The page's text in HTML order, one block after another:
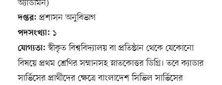
অ্যাডমিন)
দপ্তর: প্রশাসন অনুবিভাগ
পদসংখ্যা: ১
যোগ্যতা: স্বীকৃত বিশ্ববিদ্যালয় বা প্রতিষ্ঠান থেকে যেকোনো
বিষয়ে প্রথম শ্রেণির সম্মানসহ স্নাতকোত্তর ডিগ্রি। তবে ক্যাডার
সার্ভিসের প্রার্থীদের ক্ষেত্রে বাংলাদেশ সিভিল সার্ভিসের